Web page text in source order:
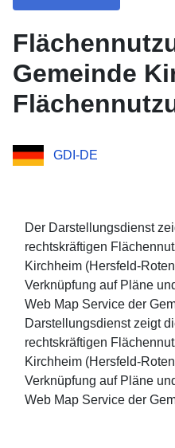
Gemeinde
Gemeinde
GDI-DE
Der Darstellungsdienst
rechtskräftigen
Kirchheim (Hersfeld-
Verknüpfung auf Pläne
Web Map Service der
Darstellungsdienst zeigt
rechtskräftigen
Kirchheim (Hersfeld-
Verknüpfung auf Pläne
Web Map Service der